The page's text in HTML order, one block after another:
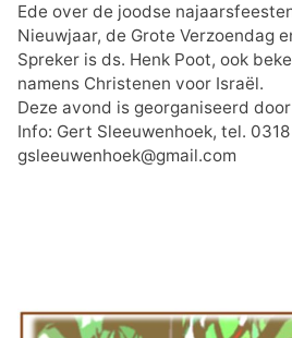
Ede over de joodse
Nieuwjaar, de Grote Verzoendag
Spreker is ds. Henk Poot, ook
namens Christenen voor Israël.
Deze avond is georganiseerd
Info: Gert Sleeuwenhoek, tel.
gsleeuwenhoek@gmail.com